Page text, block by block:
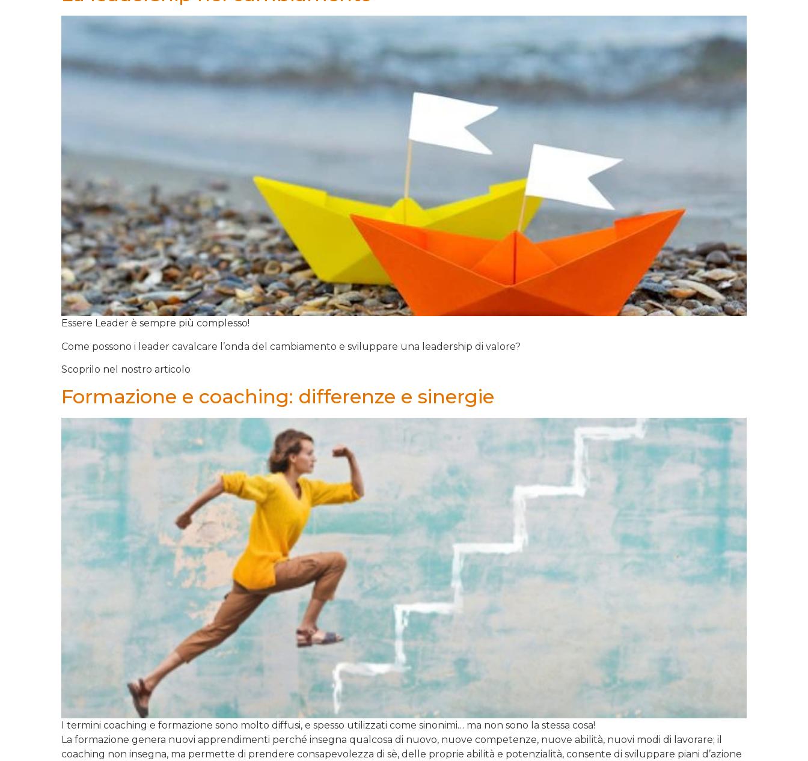
Essere Leader è sempre più complesso!
Come possono i leader cavalcare l’onda del cambiamento e sviluppare una leadership di valore?
Scoprilo nel nostro articolo
Formazione e coaching: differenze e sinergie
I termini coaching e formazione sono molto diffusi, e spesso utilizzati come sinonimi… ma non sono la stessa cosa!
La formazione genera nuovi apprendimenti perché insegna qualcosa di nuovo, nuove competenze, nuove abilità, nuovi modi di lavorare; il
coaching non insegna, ma permette di prendere consapevolezza di sè, delle proprie abilità e potenzialità, consente di sviluppare piani d’azione